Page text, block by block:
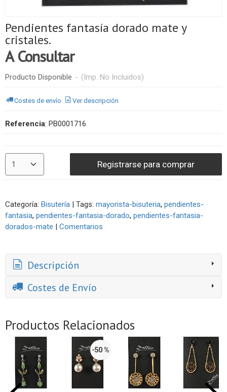
Pendientes fantasía dorado mate y
cristales.
A Consultar
Producto Disponible - (Imp. No Incluidos)
Costes de envío Ver descripción
Referencia: PB0001716
Registrarse para comprar
Categoría: Bisutería | Tags: mayorista-bisuteria pendientes-
fantasia pendientes-fantasia-dorado pendientes-fantasia-
dorados-mate | Comentarios
Descripción
Costes de Envío
Productos Relacionados
-50 %